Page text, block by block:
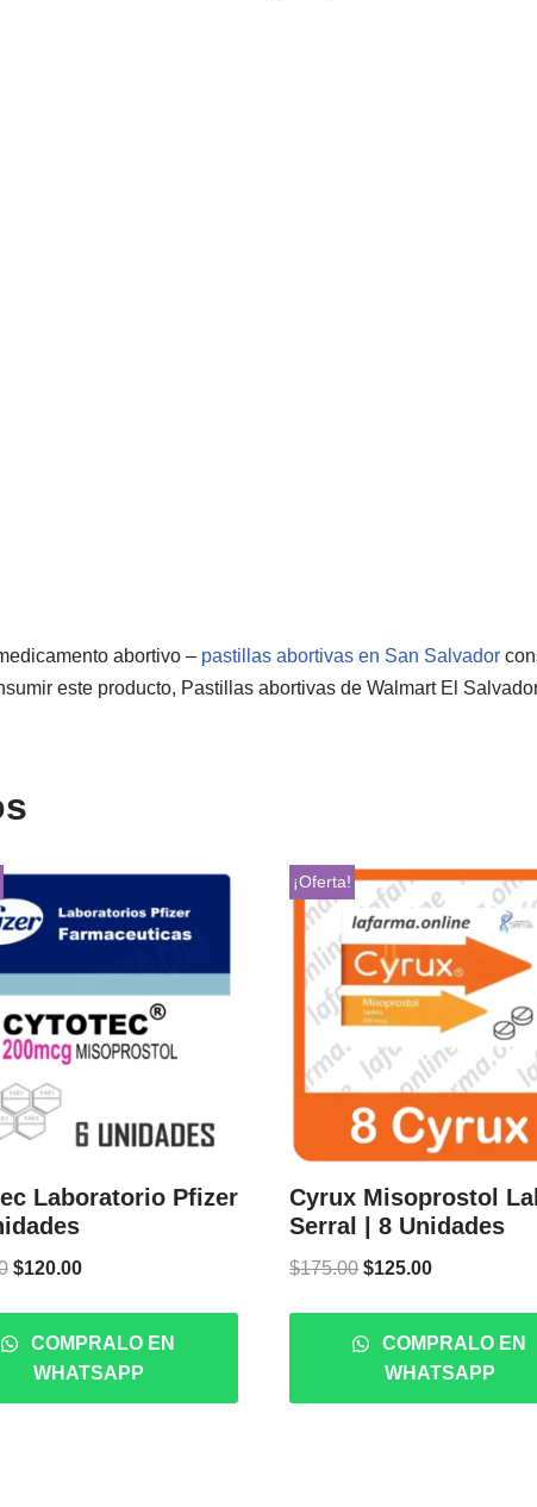
abortivo – pastillas abortivas en San Salvador
este producto, Pastillas abortivas de Walmart El
Laboratorio Pfizer
$120.00
COMPRALO EN
WHATSAPP
¡Oferta!
Cyrux Misoprostol
Serral | 8 Unidades
$175.00 $125.00
COMPRALO EN
WHATSAPP